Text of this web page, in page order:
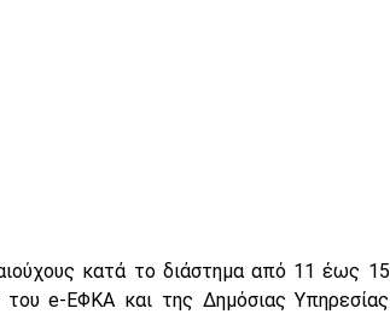
κατά το διάστημα από 11 έως 15
e-ΕΦΚΑ και της Δημόσιας Υπηρεσίας